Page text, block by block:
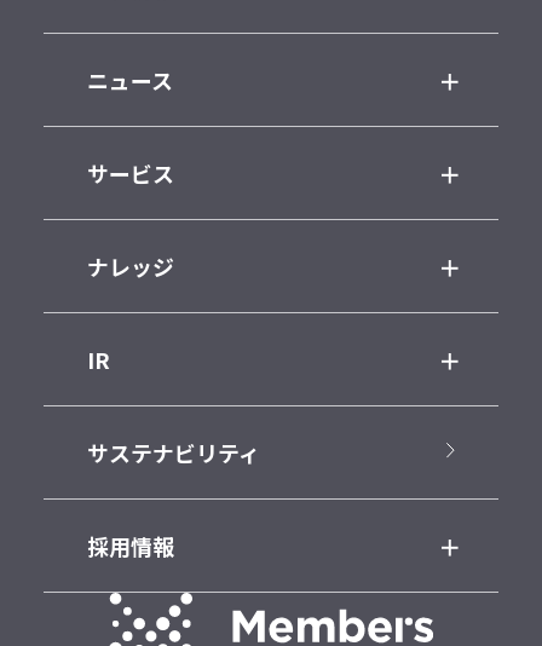
ニュース
サービス
ナレッジ
IR
サステナビリティ
採用情報